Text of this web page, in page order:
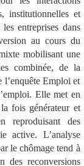
institutionnelles et
entreprises dans
au cours du
mobilisant une
combinée, de la
l’enquête Emploi et
Elle met en
fois générateur et
reproduisant des
active. L’analyse
le chômage tend à
des reconversions